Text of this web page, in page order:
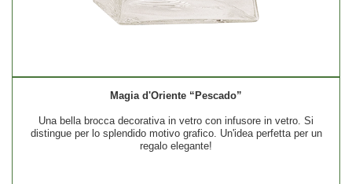
Magia d'Oriente “Pescado”
Una bella brocca decorativa in vetro con infusore in vetro. Si
distingue per lo splendido motivo grafico. Un'idea perfetta per un
regalo elegante!